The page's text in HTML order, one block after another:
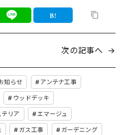
次の記事へ →
知らせ アンテナ工事
ウッドデッキ
リア エマージュ
ガス工事 ガーデニング